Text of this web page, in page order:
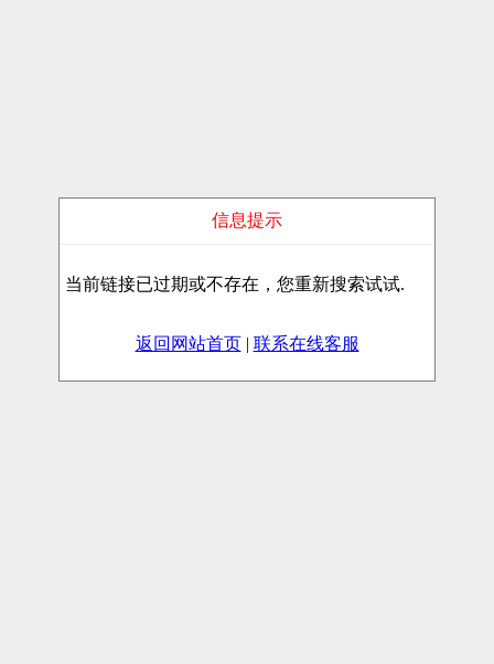
信息提示
当前链接已过期或不存在，您重新搜索试试.
返回网站首页| 联系在线客服